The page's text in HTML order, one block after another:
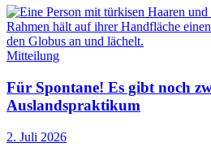
Mitteilung
Für Spontane! Es gibt noch
Auslandspraktikum
2. Juli 2026